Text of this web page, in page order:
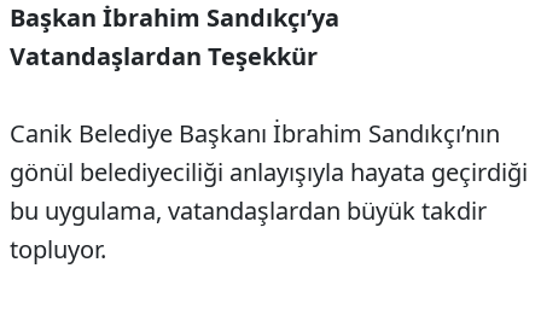
Başkan İbrahim Sandıkçı’ya
Vatandaşlardan Teşekkür
Canik Belediye Başkanı İbrahim Sandıkçı’nın
gönül belediyeciliği anlayışıyla hayata geçirdiği
bu uygulama, vatandaşlardan büyük takdir
topluyor.